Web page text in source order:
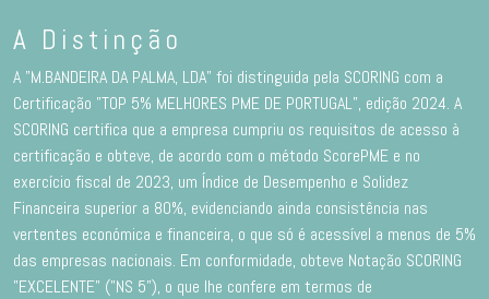
A Distinção
A "M.BANDEIRA DA PALMA, LDA" foi distinguida pela SCORING com a
Certificação "TOP 5% MELHORES PME DE PORTUGAL”, edição 2024. A
SCORING certifica que a empresa cumpriu os requisitos de acesso à
certificação e obteve, de acordo com o método ScorePME e no
exercício fiscal de 2023, um Índice de Desempenho e Solidez
Financeira superior a 80%, evidenciando ainda consistência nas
vertentes económica e financeira, o que só é acessível a menos de 5%
das empresas nacionais. Em conformidade, obteve Notação SCORING
"EXCELENTE" ("NS 5"), o que lhe confere em termos de